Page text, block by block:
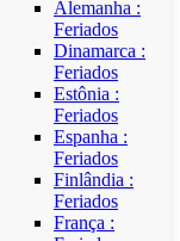
Alemanha :
Feriados
Dinamarca :
Feriados
Estônia :
Feriados
Espanha :
Feriados
Finlândia :
Feriados
França :